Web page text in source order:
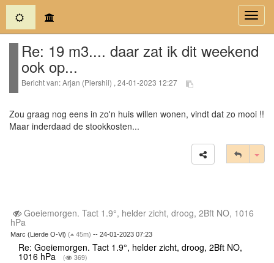
(current)
Re: 19 m3.... daar zat ik dit weekend
ook op...
Bericht van: Arjan (Piershil) , 24-01-2023 12:27
Zou graag nog eens in zo'n huis willen wonen, vindt dat zo mooi !!
Maar inderdaad de stookkosten...
Goeiemorgen. Tact 1.9°, helder zicht, droog, 2Bft NO, 1016
hPa
Marc (Lierde O-Vl) ( 45m) -- 24-01-2023 07:23
Re: Goeiemorgen. Tact 1.9°, helder zicht, droog, 2Bft NO,
1016 hPa ( 369)